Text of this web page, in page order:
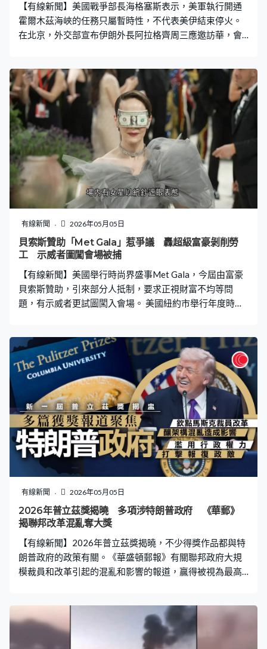
【有線新聞】美國戰爭部長海格塞斯表示，美軍執行開通
霍爾木茲海峽的任務只屬暫時性，不代表美伊結束停火。
在北京，外交部宣布伊朗外長阿拉格齊周三應邀訪華，會
曼灣對伊朗實施海上封鎖，在霍爾木茲海峽執行「自由行
動」任務。美國戰爭部長海格塞斯交代戰況，稱美軍開通
霍爾木茲海峽的「自由行動」，是要保護商船免受威脅，
有別於對伊朗的軍事行動「史詩之怒」，並不意味停火協
議無效。海格塞斯同時強調「自由行動」僅屬暫時性質，
指相比起美國，其他國家更需要霍爾木茲海峽開通，期望
國際社會在適當時候挺身而出，美國屆時會將保護海峽的
責任交還予世界。 海格塞斯又展示霍爾木茲海峽圖，稱美
軍已在商船和油輪聚集區域建立有力防禦網，表明美國不
能允許伊朗封鎖國際水道阻礙航運。美國戰爭部長海格塞
斯：「美軍已在霍爾木茲海峽建立強大的紅白藍防禦網，
並部署美軍驅逐艦，會有數百架戰機、直升機、無人機和
偵察機提供支援，全天候24小時無間斷保護和平的商船，
出，自上月8日停火協議生效以來，伊朗扣押兩
有線新聞 2026年05月05日
貝索斯贊助「Met Gala」惹爭議 轟超級富豪剝削勞
工 示威者圖闖會場被捕
【有線新聞】美國舉行時尚界盛事Met Gala，今屆由富豪
貝索斯贊助，引來部分人抵制，要求正視財富不均等問
題，有示威者更試圖闖入會場。 美國紐約市舉行年度時尚
突出，例如英國歌手Sam Smith的長裙，以超過23萬顆水晶
與珠飾點綴、美國樂壇天后Katy Perry以面罩示人，自由
式滑雪運動員谷愛凌穿上夢幻的泡泡裙，內藏裝置可吹出
泡泡。 亞馬遜創辦人貝索斯的妻子勞倫亦登場，兩夫婦是
今年活動主要贊助人，並擔任榮譽主席，據報捐款1,000萬
美元，但部分人抵制活動，認為不可讓貝索斯透過時裝盛
會掩飾財富不均及勞工權益問題。場內有女星以紙鈔遮眼
表態，諷刺超級富豪，有示威者亦在場外抗議，要求向富
人大幅徵稅。 亞馬遜工會領袖斯莫爾斯嘗試闖入會場，被
警方拘捕。斯莫爾斯較早前亦向貝索斯的豪華住所投影抗
議片段。斯莫爾斯：「亞馬遜大力投資於這場種族滅絕，
他們投資72億美元於『Nimbus』項目，這個項目所資助和
推動的技術是用來監視和針對無辜的巴勒斯坦人。我們亦
有線新聞 2026年05月05日
2026年普立茲獎揭曉 多項涉特朗普政府 《華郵》
揭聯邦改革混亂奪大獎
【有線新聞】2026年普立茲獎揭曉，不少得獎作品都與特
朗普政府的政策有關。《華盛頓郵報》有關聯邦政府大規
模裁員和改革引起的混亂和影響的報道，贏得被視為最高
《紐約時報》、《美聯社》和《路透社》等機構都榜上有
名。當中被視為最高榮譽、歷史最悠久的「公共服務獎」
就由《華盛頓郵報》，以多篇報道揭露特朗普政府大規模